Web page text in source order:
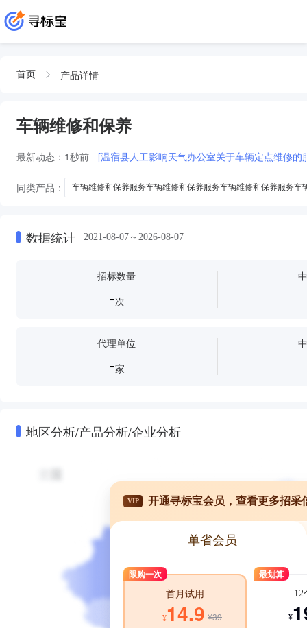
首页 产品详情
车辆维修和保养
最新动态： 1秒前 [温宿县人工影响天气办公室关于车辆定点维修
同类产品： 车辆维修和保养服务车辆维修和保养服务车辆维修和保养服务
车辆维修和保养服务车辆维修和保养服务车辆维修和保养服务车辆维修和保
数据统计 2021-08-07～2026-08-07
招标数量
-次
代理单位
-家
地区分析/产品分析/企业分析
VIP 开通寻标宝会员，查看更多招采
单省会员
限购一次
首月试用
¥14.9 ¥39
最划算
12
¥